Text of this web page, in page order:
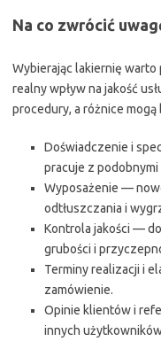
Na co zwrócić
Wybierając lakiernię
realny wpływ na jakość
procedury, a różnice mogą
Doświadczenie i
pracuje z
Wyposażenie —
odtłuszczania i
Kontrola jakości —
grubości i
Terminy realizacji i
zamówienie.
Opinie klientów i
innych